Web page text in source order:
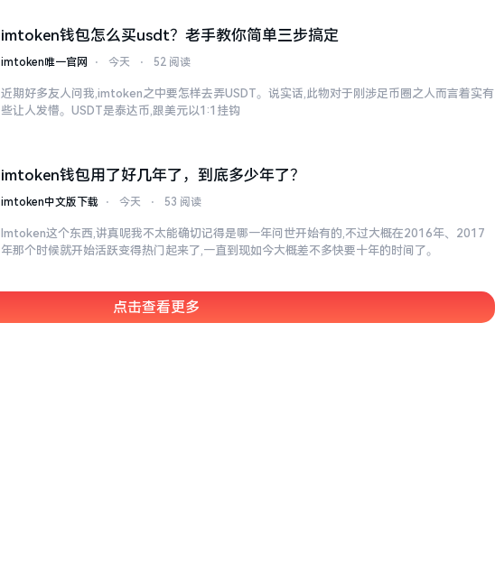
imtoken钱包怎么买usdt？老手教你简单三步搞定
imtoken唯一官网 ⋅ 今天 ⋅ 52 阅读
近期好多友人问我,imtoken之中要怎样去弄USDT。说实话,此物对于刚涉足币圈之人而言着实有
些让人发懵。USDT是泰达币,跟美元以1:1挂钩
imtoken钱包用了好几年了，到底多少年了？
imtoken中文版下载 ⋅ 今天 ⋅ 53 阅读
Imtoken这个东西,讲真呢我不太能确切记得是哪一年问世开始有的,不过大概在2016年、2017
年那个时候就开始活跃变得热门起来了,一直到现如今大概差不多快要十年的时间了。
点击查看更多